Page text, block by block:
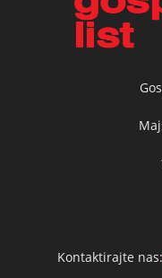
Kontaktirajte nas: